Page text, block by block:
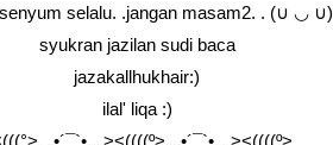
selalu. .jangan masam2. . (∪ ◡ ∪)
syukran jazilan sudi baca
jazakallhukhair:)
ilal' liqa :)
¸.•´¯`•.¸¸><((((º> ¸.•´¯`•.¸¸><((((º>